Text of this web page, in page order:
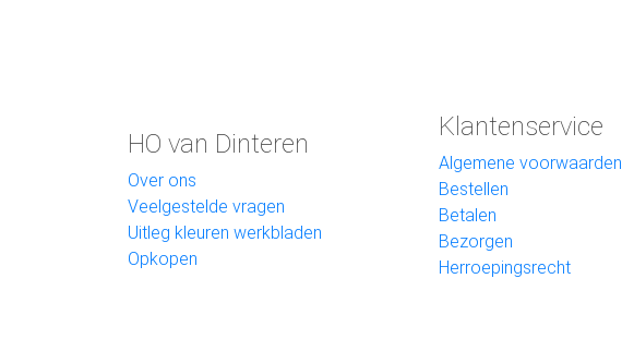
HO van Dinteren
Over ons
Veelgestelde vragen
Uitleg kleuren werkbladen
Opkopen
Klantenservice
Algemene voorwaarden
Bestellen
Betalen
Bezorgen
Herroepingsrecht